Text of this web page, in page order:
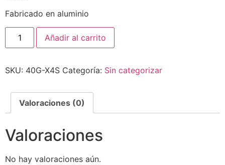
Fabricado en aluminio
Añadir al carrito
SKU: 40G-X4S Categoría: Sin categorizar
Valoraciones (0)
Valoraciones
No hay valoraciones aún.